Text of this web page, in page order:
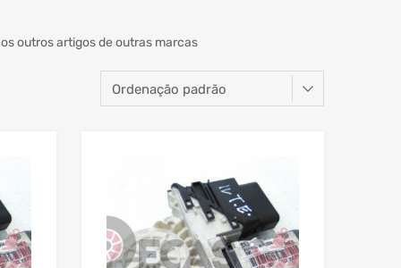
outros artigos de outras marcas